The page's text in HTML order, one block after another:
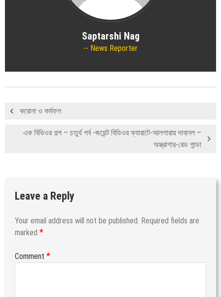
Saptarshi Nag
News Reporter
করোনা ও কর্মফল
এক বিডিওর গল্প – চতুর্থ পর্ব -জয়েন্ট বিডিওর ক্যারাটে-আলগারায় দাবানল –
অস্ত্রাগার-রেড পান্ডা
Leave a Reply
Your email address will not be published. Required fields are
marked *
Comment *